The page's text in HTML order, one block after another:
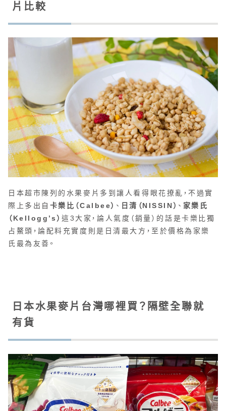
片比較
日本超市陳列的水果麥片多到讓人看得眼花撩亂，不過實
際上多出自 卡樂比（Calbee） 、 日清（NISSIN） 、 家樂氏
（Kellogg’s）這3大家，論人氣度（銷量）的話是卡樂比獨
占鰲頭，論配料充實度則是日清最大方，至於價格為家樂
氏最為友善。
日本水果麥片台灣哪裡買？隔壁全聯就
有貨